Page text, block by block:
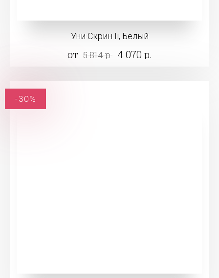
Уни Скрин Ii, Белый
от 5 814 р. 4 070 р.
-30%